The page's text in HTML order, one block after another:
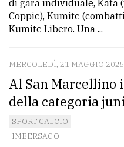
di gara individuale, Kata
Coppie), Kumite
Kumite Libero. Una ...
MERCOLEDÌ, 21 MAGGIO
Al San
della categoria
SPORT CALCIO
IMBERSAGO